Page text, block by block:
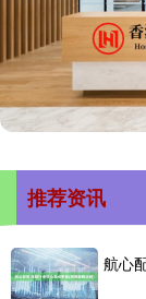
推荐资讯
航心